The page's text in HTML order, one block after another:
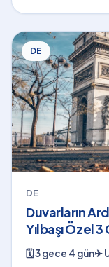
DE
DE
Duvarların
Yılbaşı Özel
🗓3 gece 4 gün✈